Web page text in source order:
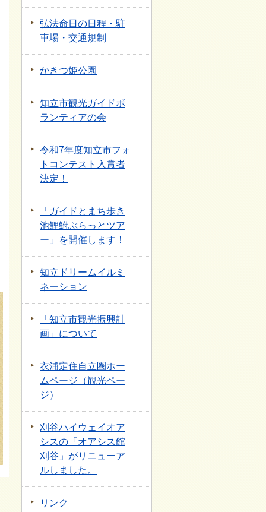
弘法命日の日程・駐
車場・交通規制
かきつ姫公園
知立市観光ガイドボ
ランティアの会
令和7年度知立市フォ
トコンテスト入賞者
決定！
「ガイドとまち歩き
池鯉鮒ぶらっとツア
ー」を開催します！
知立ドリームイルミ
ネーション
「知立市観光振興計
画」について
衣浦定住自立圏ホー
ムページ（観光ペー
ジ）
刈谷ハイウェイオア
シスの「オアシス館
刈谷」がリニューア
ルしました。
リンク